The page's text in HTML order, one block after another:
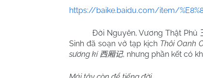
https://baike.baidu.com/item/
Đời Nguyên, Vương Thật Phủ
Sinh đã soạn vở tạp kịch Thôi Oanh
sương kí 西厢记, nhưng phần kết có